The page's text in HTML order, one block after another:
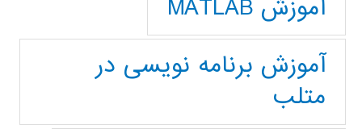
آموزش MATLAB
آموزش برنامه نویسی در
متلب